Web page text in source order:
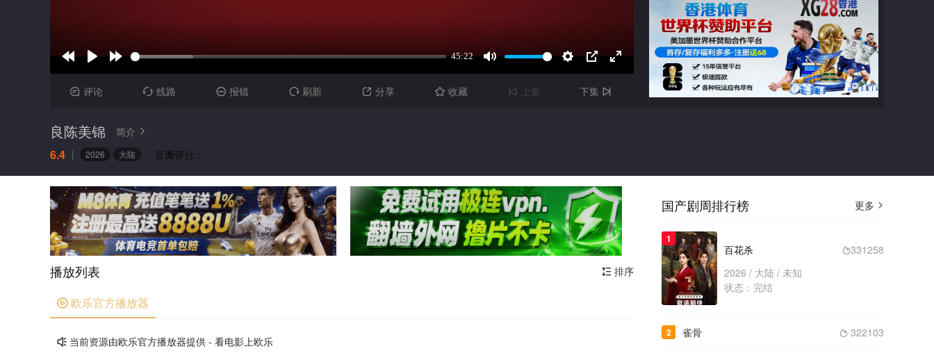
 评论  线路  报错  刷新  分享  收藏  上集 下集 
2022 婚姻的两种猜想
2025 围猎
类型： / 年份：2025
2024
良陈美锦 简介 
6.4 豆瓣评分：
2026 大陆
广告
 排序
播放列表
 欧乐官方播放器
 当前资源由欧乐官方播放器提供 - 看电影上欧乐
更多 
国产剧周排行榜
1
331258
百花杀
2026 / 大陆 / 未知
状态：完结
2  322103
雀骨